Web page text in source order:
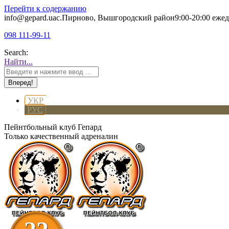
Перейти к содержанию
info@gepard.uaс.Пирново, Вышгородский район9:00-20:00
098 111-99-11
Search:
Найти...
УКР
РУС
Пейнтбольный клуб Гепард
Только качественный адреналин